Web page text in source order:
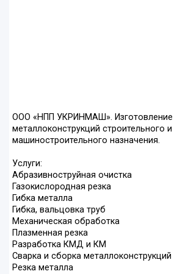
ООО «НПП УКРИНМАШ». Изготовление
металлоконструкций строительного и
машиностроительного назначения.
Услуги:
Абразивноструйная очистка
Газокислородная резка
Гибка металла
Гибка, вальцовка труб
Механическая обработка
Плазменная резка
Разработка КМД и КМ
Сварка и сборка металлоконструкций
Резка металла